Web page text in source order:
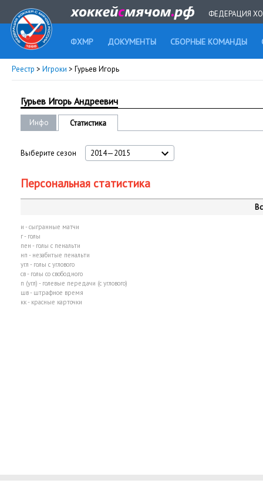
ФЕДЕРАЦИЯ
ФХМР ДОКУМЕНТЫ СБОРНЫЕ КОМАНДЫ
Реестр > Игроки > Гурьев Игорь
Гурьев Игорь Андреевич
Инфо Статистика
Выберите сезон 2014—2015
Персональная статистика
и - сыгранные матчи
г - голы
пен - голы с пенальти
нп - незабитые пенальти
угл - голы с углового
св - голы со свободного
п (угл) - голевые передачи (с углового)
шв - штрафное время
кк - красные карточки